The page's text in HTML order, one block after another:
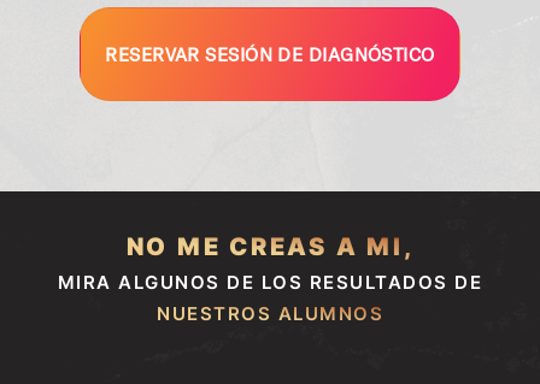
RESERVAR SESIÓN DE DIAGNÓSTICO
NO ME CREAS A MI,
MIRA ALGUNOS DE LOS RESULTADOS DE
NUESTROS ALUMNOS